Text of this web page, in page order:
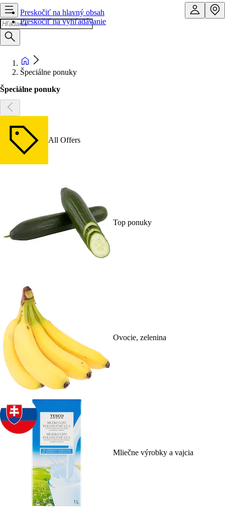
Preskočiť na hlavný obsah
Preskočiť na vyhľadávanie
Špeciálne ponuky
Špeciálne ponuky
All Offers
Top ponuky
Ovocie, zelenina
Mliečne výrobky a vajcia